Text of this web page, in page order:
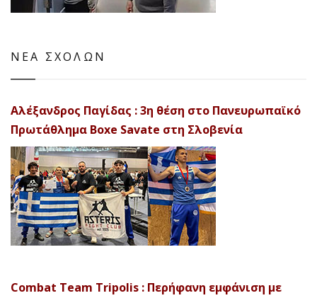
ΝΕΑ ΣΧΟΛΩΝ
Αλέξανδρος Παγίδας : 3η θέση στο Πανευρωπαϊκό
Πρωτάθλημα Boxe Savate στη Σλοβενία
Combat Team Tripolis : Περήφανη εμφάνιση με